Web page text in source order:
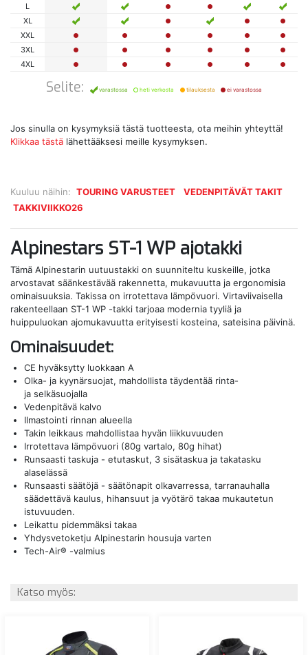
Kuuluu näihin: TOURING VARUSTEET
VEDENPITÄVÄT TAKIT
TAKKIVIIKKO26
L
XL
XXL
3XL
4XL
Selite: varastossa heti verkosta tilauksesta ei varastossa
Jos sinulla on kysymyksiä tästä tuotteesta, ota meihin yhteyttä!
Klikkaa tästä lähettääksesi meille kysymyksen.
Alpinestars ST-1 WP ajotakki
Tämä Alpinestarin uutuustakki on suunniteltu kuskeille, jotka
arvostavat säänkestävää rakennetta, mukavuutta ja ergonomisia
ominaisuuksia. Takissa on irrotettava lämpövuori. Virtaviivaisella
rakenteellaan ST-1 WP -takki tarjoaa modernia tyyliä ja
huippuluokan ajomukavuutta erityisesti kosteina, sateisina päivinä.
Ominaisuudet:
CE hyväksytty luokkaan A
Olka- ja kyynärsuojat, mahdollista täydentää rinta-
ja selkäsuojalla
Vedenpitävä kalvo
Ilmastointi rinnan alueella
Takin leikkaus mahdollistaa hyvän liikkuvuuden
Irrotettava lämpövuori (80g vartalo, 80g hihat)
Runsaasti taskuja - etutaskut, 3 sisätaskua ja takatasku
alaselässä
Runsaasti säätöjä - säätönapit olkavarressa, tarranauhalla
säädettävä kaulus, hihansuut ja vyötärö takaa mukautetun
istuvuuden.
Leikattu pidemmäksi takaa
Yhdysvetoketju Alpinestarin housuja varten
Tech-Air® -valmius
Katso myös: